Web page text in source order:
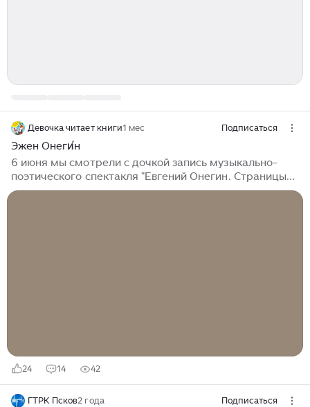
Девочка читает книги1 мес Подписаться
Эжен Онеги́н
6 июня мы смотрели с дочкой запись музыкально-
поэтического спектакля "Евгений Онегин. Страницы
романа". Это актёры Театра им. Ленсовета читали
24 14 42
ГТРК Псков2 года Подписаться